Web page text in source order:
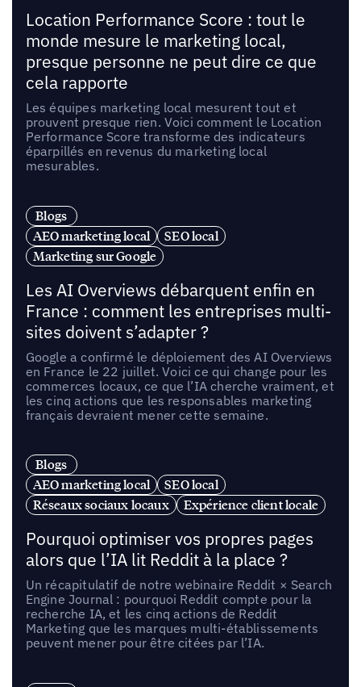
Location Performance Score : tout le
monde mesure le marketing local,
presque personne ne peut dire ce que
cela rapporte
Les équipes marketing local mesurent tout et
prouvent presque rien. Voici comment le Location
Performance Score transforme des indicateurs
éparpillés en revenus du marketing local
mesurables.
Blogs
AEO marketing local
SEO local
Marketing sur Google
Les AI Overviews débarquent enfin en
France : comment les entreprises multi-
sites doivent s’adapter ?
Google a confirmé le déploiement des AI Overviews
en France le 22 juillet. Voici ce qui change pour les
commerces locaux, ce que l’IA cherche vraiment, et
les cinq actions que les responsables marketing
français devraient mener cette semaine.
Blogs
AEO marketing local
SEO local
Réseaux sociaux locaux
Expérience client locale
Pourquoi optimiser vos propres pages
alors que l’IA lit Reddit à la place ?
Un récapitulatif de notre webinaire Reddit × Search
Engine Journal : pourquoi Reddit compte pour la
recherche IA, et les cinq actions de Reddit
Marketing que les marques multi-établissements
peuvent mener pour être citées par l’IA.